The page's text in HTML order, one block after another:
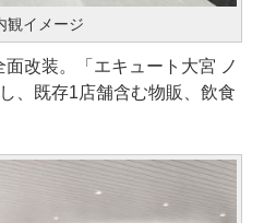
観イメージ
改装。「エキュート大宮 ノ
、既存1店舗含む物販、飲食